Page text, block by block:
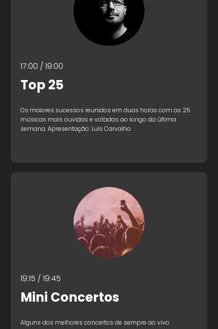
17:00 / 19:00
Top 25
Os maiores sucessos reunidos em duas horas com as 25
músicas mais ouvidas e votadas ao longo da última
semana. Apresentação: Luís Carvalho
19:15 / 19:45
Mini Concertos
Alguns dos melhores concertos de sempre ao vivo